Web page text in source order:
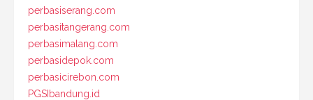
perbasiserang.com
perbasitangerang.com
perbasimalang.com
perbasidepok.com
perbasicirebon.com
PGSIbandung.id